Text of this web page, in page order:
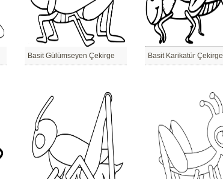
Basit Gülümseyen Çekirge Basit Karikatür Çekirge